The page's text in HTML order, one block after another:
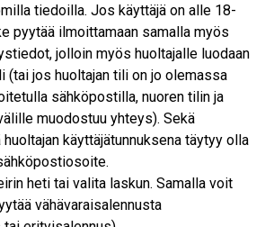
tiedoilla. Jos käyttäjä on alle 18-
pyytää ilmoittamaan samalla myös
jolloin myös huoltajalle luodaan
(tai jos huoltajan tili on jo olemassa
sähköpostilla, nuoren tilin ja
muodostuu yhteys). Sekä
käyttäjätunnuksena täytyy olla
heti tai valita laskun. Samalla voit
vähävaraisalennusta